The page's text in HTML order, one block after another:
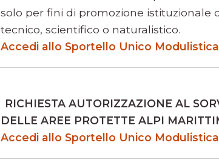
solo per fini di promozione istituzionale
tecnico, scientifico o naturalistico.
Accedi allo Sportello Unico Modulistica
RICHIESTA AUTORIZZAZIONE AL
DELLE AREE PROTETTE ALPI
Accedi allo Sportello Unico Modulistica